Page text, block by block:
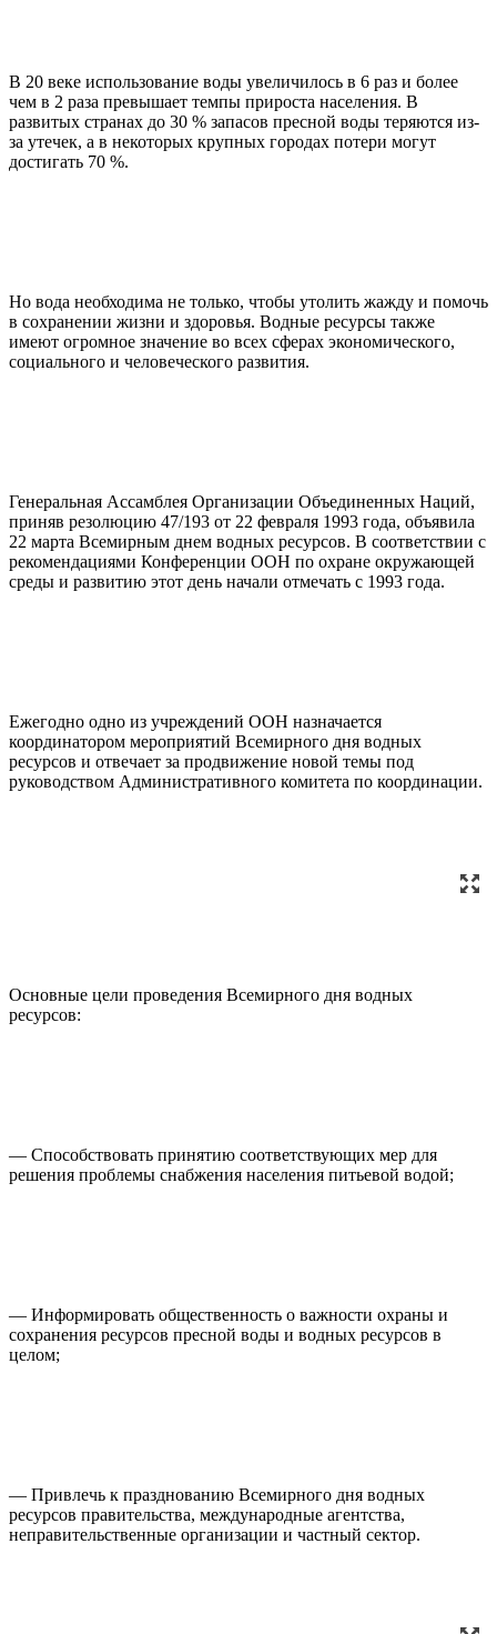
В 20 веке использование воды увеличилось в 6 раз и более
чем в 2 раза превышает темпы прироста населения. В
развитых странах до 30 % запасов пресной воды теряются из-
за утечек, а в некоторых крупных городах потери могут
достигать 70 %.
Но вода необходима не только, чтобы утолить жажду и помочь
в сохранении жизни и здоровья. Водные ресурсы также
имеют огромное значение во всех сферах экономического,
социального и человеческого развития.
Генеральная Ассамблея Организации Объединенных Наций,
приняв резолюцию 47/193 от 22 февраля 1993 года, объявила
22 марта Всемирным днем водных ресурсов. В соответствии с
рекомендациями Конференции ООН по охране окружающей
среды и развитию этот день начали отмечать с 1993 года.
Ежегодно одно из учреждений ООН назначается
координатором мероприятий Всемирного дня водных
ресурсов и отвечает за продвижение новой темы под
руководством Административного комитета по координации.
Основные цели проведения Всемирного дня водных
ресурсов:
— Способствовать принятию соответствующих мер для
решения проблемы снабжения населения питьевой водой;
— Информировать общественность о важности охраны и
сохранения ресурсов пресной воды и водных ресурсов в
целом;
— Привлечь к празднованию Всемирного дня водных
ресурсов правительства, международные агентства,
неправительственные организации и частный сектор.